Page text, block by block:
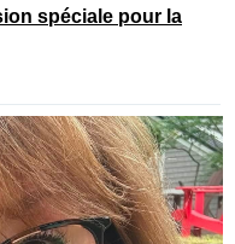
spéciale pour la